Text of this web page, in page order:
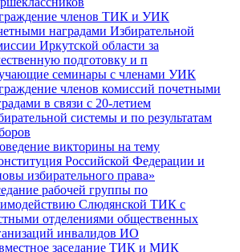
членов ТИК и УИК
наградами Избирательной
Иркутской области за
подготовку и п
семинары с членами УИК
членов комиссий почетными
в связи с 20-летием
системы и по результатам
викторины на тему
Российской Федерации и
избирательного права»
рабочей группы по
Слюдянской ТИК с
отделениями общественных
инвалидов ИО
заседание ТИК и МИК